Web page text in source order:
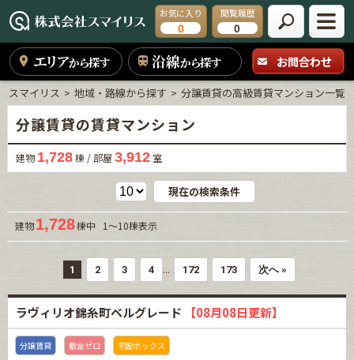
お気に入り
0
閲覧履歴
0
エリアから探す 沿線から探す お問合わせ
スマイリス 地域・路線から探す 分譲賃貸の高級賃貸マンション一覧
分譲賃貸の賃貸マンション
建物1,728棟 / 部屋 3,912室
現在の検索条件
建物1,728棟中 1～10棟表示
1 2 3 4 ... 172 173 次へ »
ラヴィリオ錦糸町ベルグレード 【08月08日更新】
分譲賃貸 敷金ゼロ 宅配ボックス